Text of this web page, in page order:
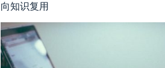
向知识复用